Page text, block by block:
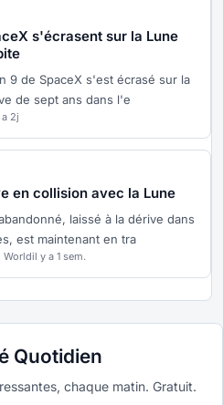
s'écrasent sur la Lune
9 de SpaceX s'est écrasé sur la
de sept ans dans l'e
2j
en collision avec la Lune
laissé à la dérive dans
est maintenant en tra
Worldil y a 1 sem.
Quotidien
chaque matin. Gratuit.